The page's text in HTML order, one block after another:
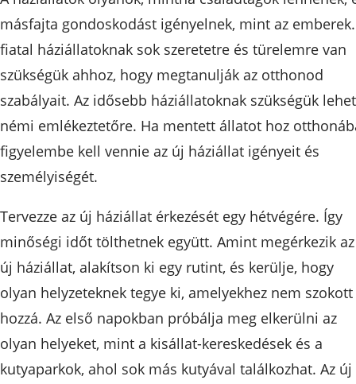
másfajta gondoskodást igényelnek, mint az
fiatal háziállatoknak sok szeretetre és türelemre van
szükségük ahhoz, hogy megtanulják az otthonod
szabályait. Az idősebb háziállatoknak szükségük lehet
némi emlékeztetőre. Ha mentett állatot hoz
figyelembe kell vennie az új háziállat igényeit és
személyiségét.
Tervezze az új háziállat érkezését egy hétvégére. Így
minőségi időt tölthetnek együtt. Amint megérkezik az
új háziállat, alakítson ki egy rutint, és kerülje, hogy
olyan helyzeteknek tegye ki, amelyekhez nem szokott
hozzá. Az első napokban próbálja meg elkerülni az
olyan helyeket, mint a kisállat-kereskedések és a
kutyaparkok, ahol sok más kutyával találkozhat. Az új